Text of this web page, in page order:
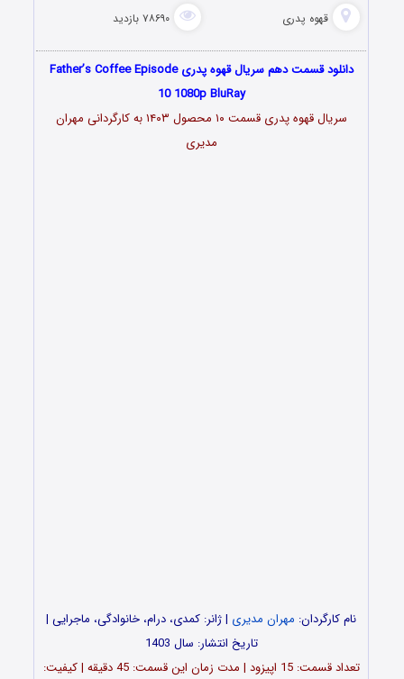
قهوه پدری ۷۸۶۹۰ بازدید
دانلود قسمت دهم سریال قهوه پدری Father’s Coffee Episode
10 1080p BluRay
سریال قهوه پدری قسمت ۱۰ محصول ۱۴۰۳ به کارگردانی مهران
مدیری
نام کارگردان: مهران مدیری | ژانر: کمدی، درام، خانوادگی، ماجرایی |
تاریخ انتشار: سال 1403
تعداد قسمت‌: 15 اپیزود | مدت زمان این قسمت: 45 دقیقه | کیفیت: